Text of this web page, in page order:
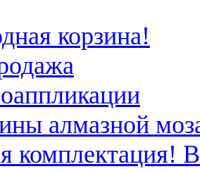
корзина!
алмазной
комплектация!